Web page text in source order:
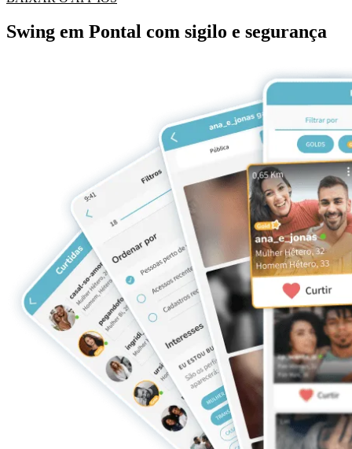
Swing em Pontal com sigilo e segurança